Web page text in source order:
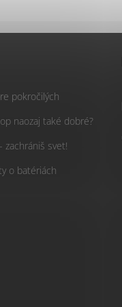
pokročilých
naozaj také dobré?
zachrániš svet!
o batériách